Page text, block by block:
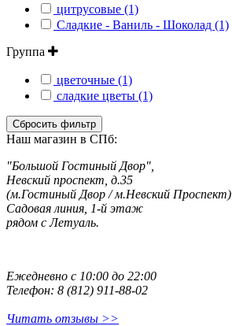
цитрусовые (1)
Сладкие - Ваниль - Шоколад (1)
Группа
цветочные (1)
сладкие цветы (1)
Сбросить фильтр
Наш магазин в СПб:
"Большой Гостиный Двор",
Невский проспект, д.35
(м.Гостиный Двор / м.Невский Проспект)
Садовая линия, 1-й этаж
рядом с Летуаль.
Ежедневно с 10:00 до 22:00
Телефон: 8 (812) 911-88-02
Читать отзывы >>